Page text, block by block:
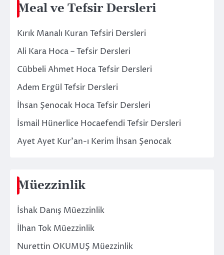
Meal ve Tefsir Dersleri
Kırık Manalı Kuran Tefsiri Dersleri
Ali Kara Hoca – Tefsir Dersleri
Cübbeli Ahmet Hoca Tefsir Dersleri
Adem Ergül Tefsir Dersleri
İhsan Şenocak Hoca Tefsir Dersleri
İsmail Hünerlice Hocaefendi Tefsir Dersleri
Ayet Ayet Kur’an-ı Kerim İhsan Şenocak
Müezzinlik
İshak Danış Müezzinlik
İlhan Tok Müezzinlik
Nurettin OKUMUŞ Müezzinlik